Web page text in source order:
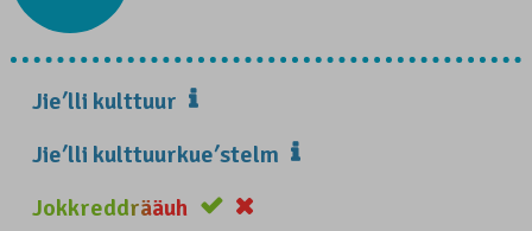
Jieʹlli kulttuur
Jieʹlli kulttuurkueʹstelm
Jokkreddrääuh